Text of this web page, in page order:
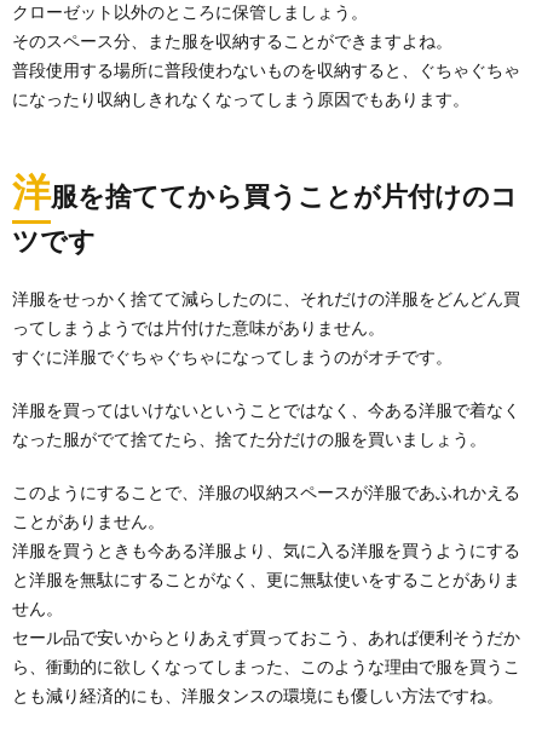
クローゼット以外のところに保管しましょう。
そのスペース分、また服を収納することができますよね。
普段使用する場所に普段使わないものを収納すると、ぐちゃぐちゃ
になったり収納しきれなくなってしまう原因でもあります。
洋服を捨ててから買うことが片付けのコ
ツです
洋服をせっかく捨てて減らしたのに、それだけの洋服をどんどん買
ってしまうようでは片付けた意味がありません。
すぐに洋服でぐちゃぐちゃになってしまうのがオチです。
洋服を買ってはいけないということではなく、今ある洋服で着なく
なった服がでて捨てたら、捨てた分だけの服を買いましょう。
このようにすることで、洋服の収納スペースが洋服であふれかえる
ことがありません。
洋服を買うときも今ある洋服より、気に入る洋服を買うようにする
と洋服を無駄にすることがなく、更に無駄使いをすることがありま
せん。
セール品で安いからとりあえず買っておこう、あれば便利そうだか
ら、衝動的に欲しくなってしまった、このような理由で服を買うこ
とも減り経済的にも、洋服タンスの環境にも優しい方法ですね。